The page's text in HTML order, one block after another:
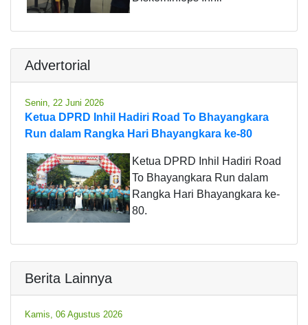
Advertorial
Senin, 22 Juni 2026
Ketua DPRD Inhil Hadiri Road To Bhayangkara
Run dalam Rangka Hari Bhayangkara ke-80
Ketua DPRD Inhil Hadiri Road
To Bhayangkara Run dalam
Rangka Hari Bhayangkara ke-
80.
Berita Lainnya
Kamis, 06 Agustus 2026